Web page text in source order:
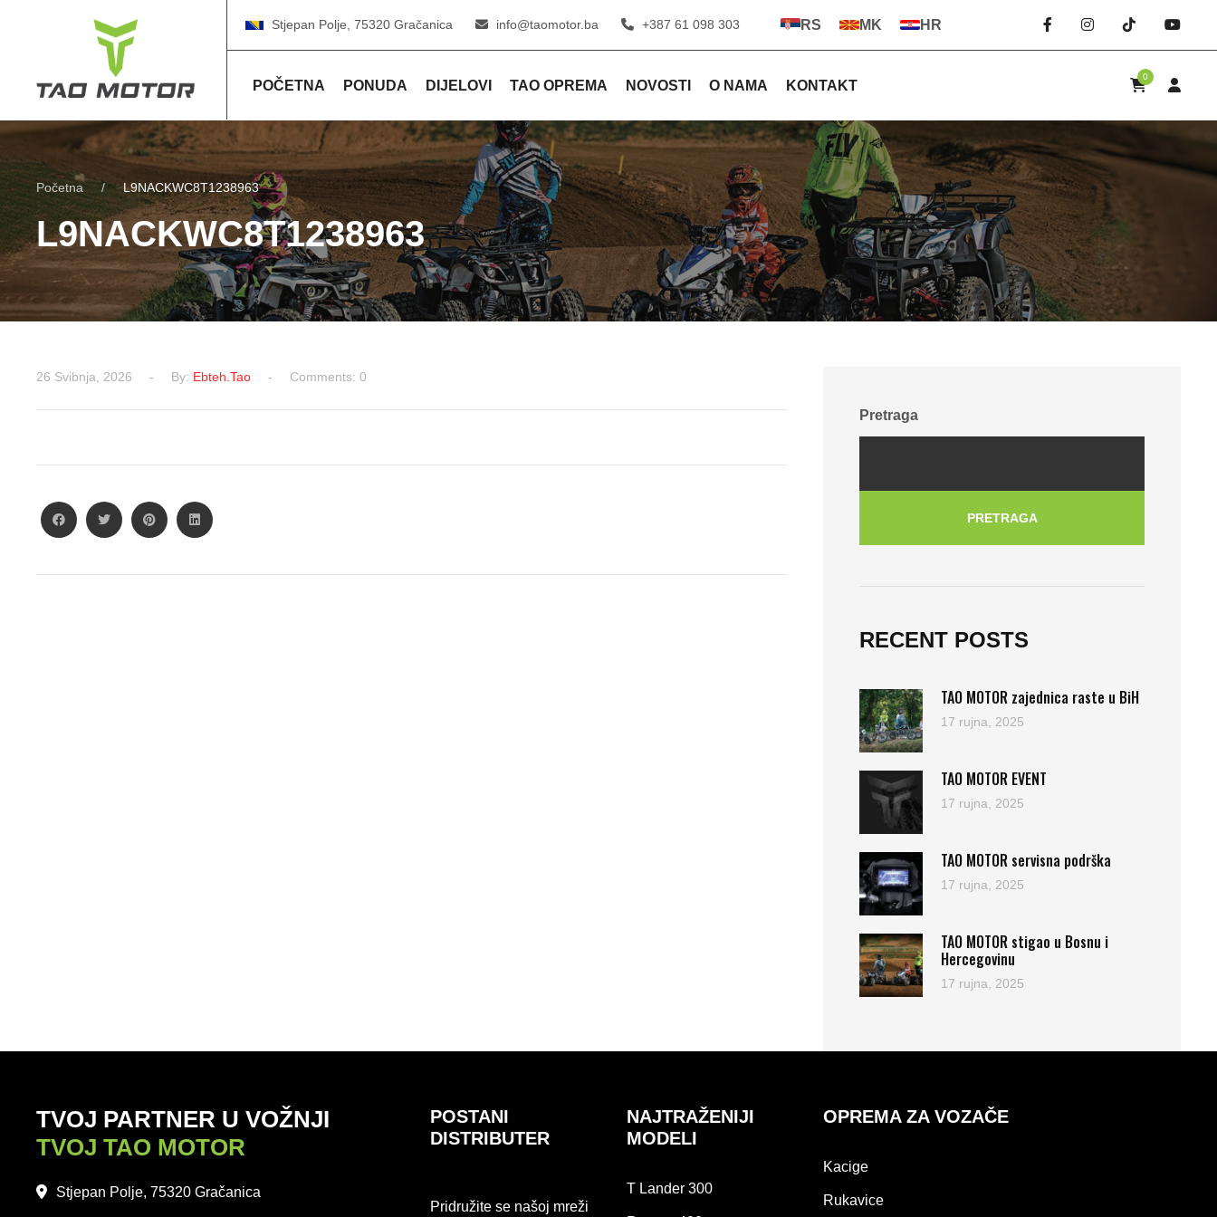
Stjepan Polje, 75320 Gračanica info@taomotor.ba +387 61 098 303 RS MK HR
POČETNA PONUDA DIJELOVI TAO OPREMA NOVOSTI O NAMA KONTAKT
0
Početna L9NACKWC8T1238963
L9NACKWC8T1238963
26 Svibnja, 2026 By: Ebteh.tao Comments: 0
Pretraga
PRETRAGA
RECENT POSTS
TAO MOTOR zajednica raste u BiH
17 rujna, 2025
TAO MOTOR EVENT
17 rujna, 2025
TAO MOTOR servisna podrška
17 rujna, 2025
TAO MOTOR stigao u Bosnu i
Hercegovinu
17 rujna, 2025
TVOJ PARTNER U VOŽNJI
TVOJ TAO MOTOR
Stjepan Polje, 75320 Gračanica
POSTANI
DISTRIBUTER
Pridružite se našoj mreži
NAJTRAŽENIJI
MODELI
T Lander 300
OPREMA ZA VOZAČE
Kacige
Rukavice